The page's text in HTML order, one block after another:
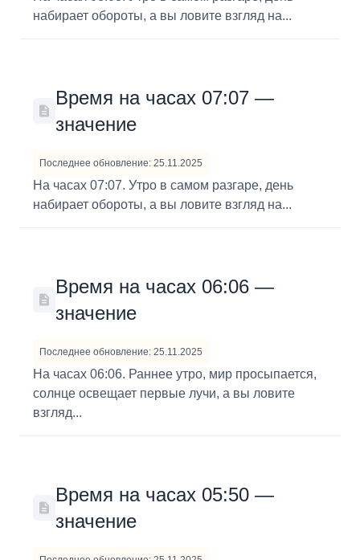
набирает обороты, а вы ловите взгляд на...
Время на часах 07:07 —
значение
Последнее обновление: 25.11.2025
На часах 07:07. Утро в самом разгаре, день
набирает обороты, а вы ловите взгляд на...
Время на часах 06:06 —
значение
Последнее обновление: 25.11.2025
На часах 06:06. Раннее утро, мир просыпается,
солнце освещает первые лучи, а вы ловите
взгляд...
Время на часах 05:50 —
значение